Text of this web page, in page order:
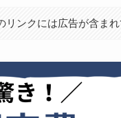
リンクには広告が含まれ